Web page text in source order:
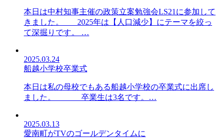
本日は中村知事主催の政策立案勉強会LS21に参加して
きました。 2025年は【人口減少】にテーマを絞っ
て深掘りです。 …
2025.03.24
船越小学校卒業式
本日は私の母校でもある船越小学校の卒業式に出席し
ました。 卒業生は3名です。…
2025.03.13
愛南町がTVのゴールデンタイムに